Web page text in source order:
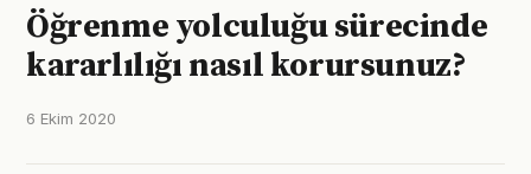
Öğrenme yolculuğu sürecinde
kararlılığı nasıl korursunuz?
6 Ekim 2020